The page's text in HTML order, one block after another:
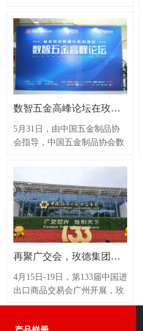
师、中国市政工程华北设计院
总工程师李颜强，全国工程勘
察设计大师、中国建筑设计总
院总工程师赵锂，中国建筑金
属结构协会给水排水设备分会
会长秦永新，中国城市燃气协
会副秘书长、高级专家、公安
部反恐专家马长城，…
三届理事会换届大会暨2023年
学术交流会。本次会议以“城
市更新，宜居韧性智慧; 创新
驱动，产业升级，保障安全，
推进城市高质量发展”为主
题。大会聚集了来自住建部消
防处、北京市规自委消防处、
北京市消防救援总队、应急管
理部天津消防研究所、应急管
理部上海消防研究所、应急管
学技术大学火灾科学国家重点
实验室、清华大学、中国矿业
大学、西南交通大学、交通运
输部公路科学研究院、广西大
学等多家政府单位、高校及企
业的专家、领导莅临现场。全
国工程勘察设计大师黄晓家主
持会议，并作了题为《…
数智五金高峰论坛在玫德召开，分享创新之路，共享数智方案
5月31日，由中国五金制品协
会指导，中国五金制品协会数
共生平台、玫德集团承办的
“2023年中国五金制品协会数
委会工作会议暨数智五金高峰
论坛”在济南玫德科技园圆满
举行。此次峰会旨在深入贯彻
落实党中央国务院数字中国战
略部署，助力赋能“数字三
品”，打造五金行业数智融合
发展生态圈，加速五金行业数
字化创新变革。汇聚了五金行
业的专家、学者、企业家等
再聚广交会，玫德集团带来多领域产品与客户共享共赢
4月15日-19日，第133届中国进
出口商品交易会广州开展，玫
德集团多领域拳头产品亮相展